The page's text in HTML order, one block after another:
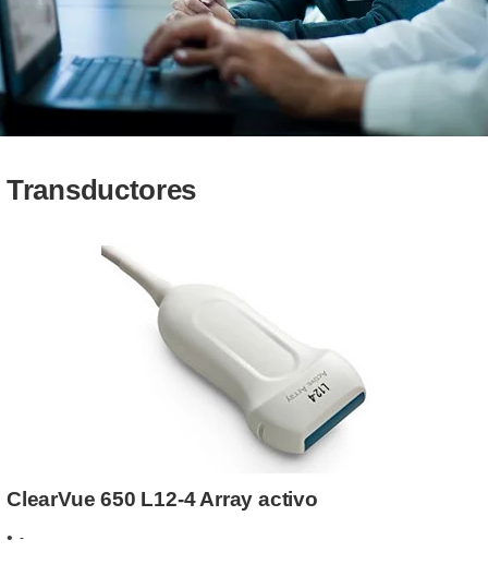
Transductores
ClearVue 650 L12-4 Array activo
-